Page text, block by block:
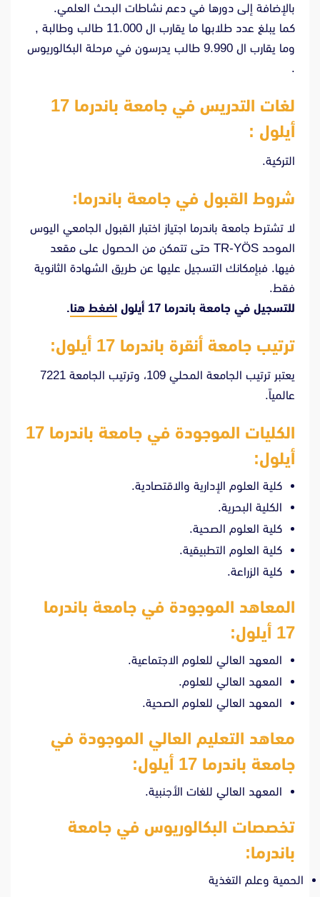
بالإضافة إلى دورها في دعم نشاطات البحث العلمي.
كما يبلغ عدد طلابها ما يقارب ال 11.000 طالب وطالبة ,
وما يقارب ال 9.990 طالب يدرسون في مرحلة البكالوريوس
.
لغات التدريس في جامعة باندرما 17
أيلول :
التركية.
شروط القبول في جامعة باندرما:
لا تشترط جامعة باندرما اجتياز اختبار القبول الجامعي اليوس
الموحد TR-YÖS حتى تتمكن من الحصول على مقعد
فيها. فبإمكانك التسجيل عليها عن طريق الشهادة الثانوية
فقط.
للتسجيل في جامعة باندرما 17 أيلول
اضغط هنا.
ترتيب جامعة أنقرة باندرما 17 أيلول :
يعتبر ترتيب الجامعة المحلي 109، وترتيب الجامعة 7221
عالمياً.
الكليات الموجودة في جامعة باندرما 17
أيلول:
كلية العلوم الإدارية والاقتصادية.
الكلية البحرية.
كلية العلوم الصحية.
كلية العلوم التطبيقية.
كلية الزراعة.
المعاهد الموجودة في جامعة باندرما
17 أيلول:
المعهد العالي للعلوم الاجتماعية.
المعهد العالي للعلوم.
المعهد العالي للعلوم الصحية.
معاهد التعليم العالي الموجودة في
جامعة باندرما 17 أيلول:
المعهد العالي للغات الأجنبية.
تخصصات البكالوريوس في جامعة
باندرما:
الحمية وعلم التغذية